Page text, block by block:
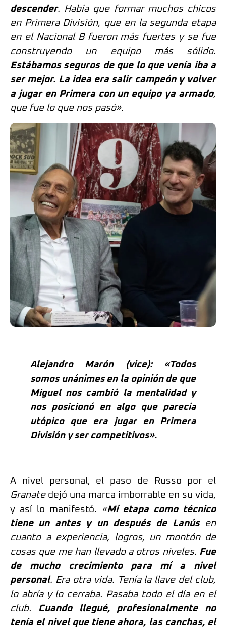
descender. Había que formar muchos chicos
en Primera División, que en la segunda etapa
en el Nacional B fueron más fuertes y se fue
construyendo un equipo más sólido.
Estábamos seguros de que lo que venía iba a
ser mejor. La idea era salir campeón y volver
a jugar en Primera con un equipo ya armado,
que fue lo que nos pasó».
Alejandro Marón (vice): «Todos
somos unánimes en la opinión de que
Miguel nos cambió la mentalidad y
nos posicionó en algo que parecía
utópico que era jugar en Primera
División y ser competitivos».
A nivel personal, el paso de Russo por el
Granatedejó una marca imborrable en su vida,
y así lo manifestó.
«Mí etapa como técnico
tiene un antes y un después de Lanúsen
cuanto a experiencia, logros, un montón de
cosas que me han llevado a otros niveles. Fue
de mucho crecimiento para mí a nivel
personal. Era otra vida. Tenía la llave del club,
lo abría y lo cerraba. Pasaba todo el día en el
club.
Cuando llegué, profesionalmente no
tenía el nivel que tiene ahora, las canchas, el